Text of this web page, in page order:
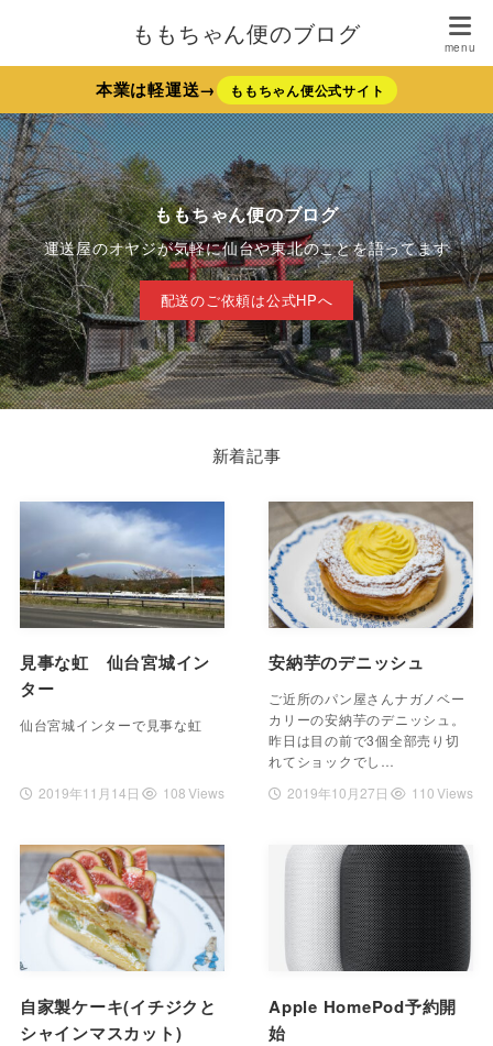
ももちゃん便のブログ
本業は軽運送→ ももちゃん便公式サイト
ももちゃん便のブログ
運送屋のオヤジが気軽に仙台や東北のことを語ってます
配送のご依頼は公式HPへ
新着記事
見事な虹 仙台宮城イン
ター
仙台宮城インターで見事な虹
2019年11月14日 108 Views
安納芋のデニッシュ
ご近所のパン屋さんナガノベー
カリーの安納芋のデニッシュ。
昨日は目の前で3個全部売り切
れてショックでし…
2019年10月27日
110 Views
自家製ケーキ(イチジクと
シャインマスカット)
Apple HomePod予約開
始